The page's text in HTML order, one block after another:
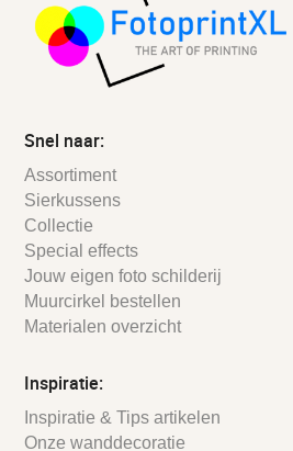
Snel naar:
Assortiment
Sierkussens
Collectie
Special effects
Jouw eigen foto schilderij
Muurcirkel bestellen
Materialen overzicht
Inspiratie:
Inspiratie & Tips artikelen
Onze wanddecoratie